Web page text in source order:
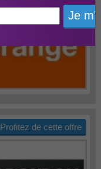
Profitez de cette offre